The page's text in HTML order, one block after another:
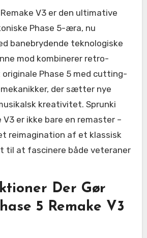
Phase 5-æra, nu
banebrydende teknologiske
mod kombinerer retro-
Phase 5 med cutting-
der sætter nye
kreativitet. Sprunki
V3 er ikke bare en remaster –
reimagination af et klassisk
til at fascinere både veteraner
Der Gør
5 Remake V3